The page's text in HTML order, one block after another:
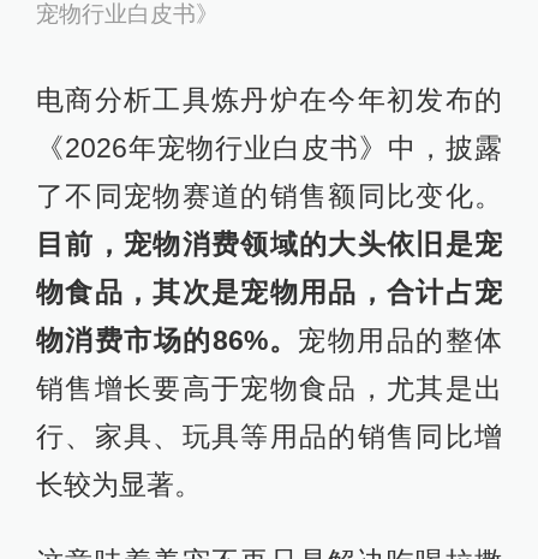
宠物行业白皮书》
电商分析工具炼丹炉在今年初发布的
《2026年宠物行业白皮书》中，披露
了不同宠物赛道的销售额同比变化。
目前，宠物消费领域的大头依旧是宠
物食品，其次是宠物用品，合计占宠
物消费市场的86%。 宠物用品的整体
销售增长要高于宠物食品，尤其是出
行、家具、玩具等用品的销售同比增
长较为显著。